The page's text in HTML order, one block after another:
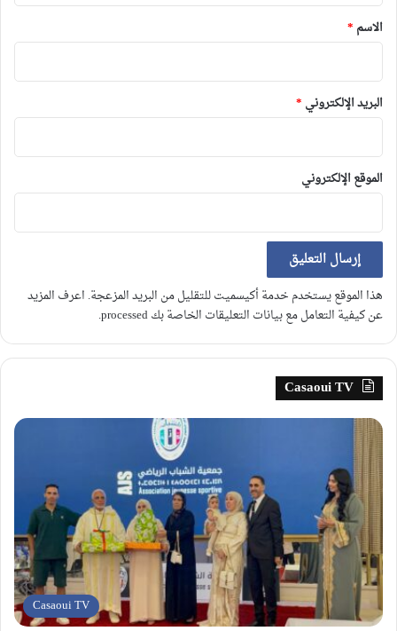
*
الاسم *
البريد الإلكتروني *
الموقع الإلكتروني
هذا الموقع يستخدم خدمة أكيسميت للتقليل من البريد المزعجة. اعرف المزيد
عن كيفية التعامل مع بيانات التعليقات الخاصة بك processed
.
Casaoui TV
Casaoui TV